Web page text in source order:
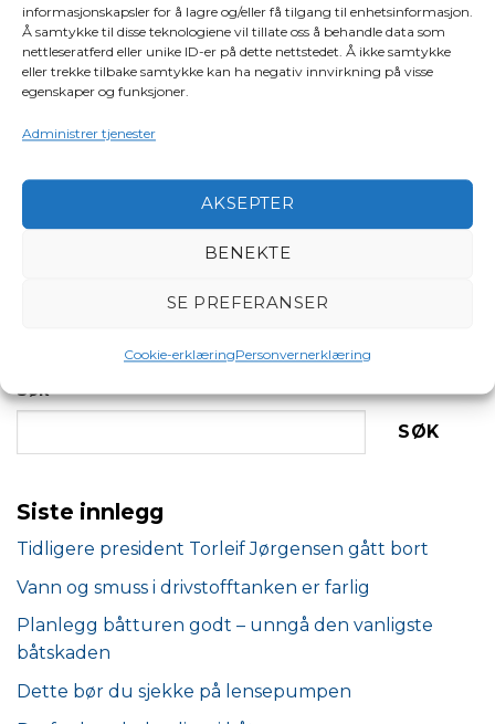
informasjonskapsler for å lagre og/eller få tilgang til enhetsinformasjon.
Å samtykke til disse teknologiene vil tillate oss å behandle data som
nettleseratferd eller unike ID-er på dette nettstedet. Å ikke samtykke
eller trekke tilbake samtykke kan ha negativ innvirkning på visse
egenskaper og funksjoner.
Administrer tjenester
AKSEPTER
BENEKTE
SE PREFERANSER
Cookie-erklæringPersonvernerklæring
Saken er publisert i Nyheterog taggetmomskompensasjon.
KNBF
Informasjon til
medlemmer – Status for
Husk å oppdatere
Søk
SØK
Siste innlegg
Tidligere president Torleif Jørgensen gått bort
Vann og smuss i drivstofftanken er farlig
Planlegg båtturen godt – unngå den vanligste
båtskaden
Dette bør du sjekke på lensepumpen